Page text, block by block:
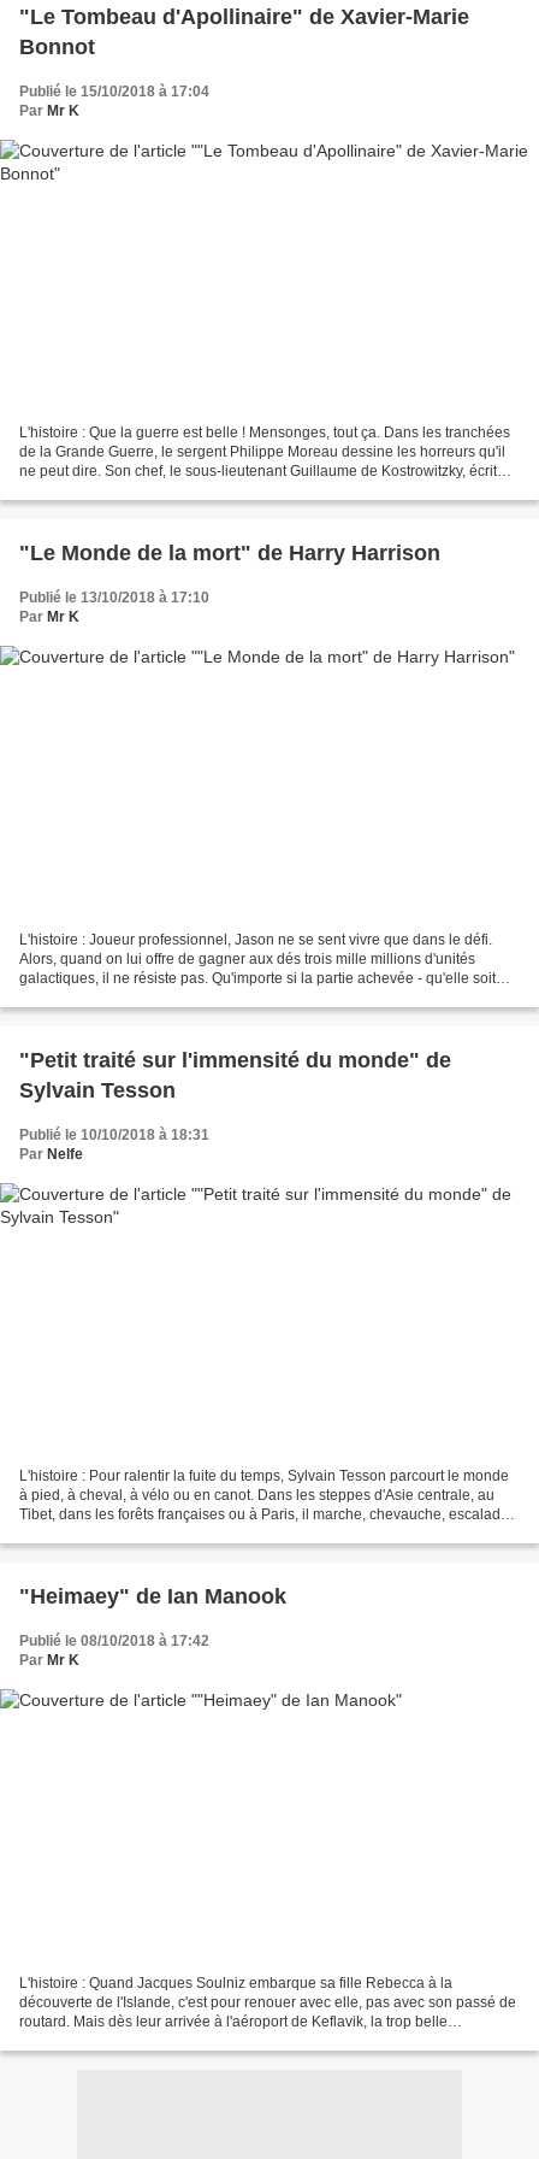
"Le Tombeau d'Apollinaire" de Xavier-Marie
Bonnot
Publié le 15/10/2018 à 17:04
Par Mr K
L'histoire : Que la guerre est belle ! Mensonges, tout ça. Dans les tranchées
de la Grande Guerre, le sergent Philippe Moreau dessine les horreurs qu'il
ne peut dire. Son chef, le sous-lieutenant Guillaume de Kostrowitzky, écrit
"Le Monde de la mort" de Harry Harrison
Publié le 13/10/2018 à 17:10
Par Mr K
L'histoire : Joueur professionnel, Jason ne se sent vivre que dans le défi.
Alors, quand on lui offre de gagner aux dés trois mille millions d'unités
galactiques, il ne résiste pas. Qu'importe si la partie achevée - qu'elle soit
"Petit traité sur l'immensité du monde" de
Sylvain Tesson
Publié le 10/10/2018 à 18:31
Par Nelfe
L'histoire : Pour ralentir la fuite du temps, Sylvain Tesson parcourt le monde
à pied, à cheval, à vélo ou en canot. Dans les steppes d'Asie centrale, au
Tibet, dans les forêts françaises ou à Paris, il marche, chevauche, escalade
"Heimaey" de Ian Manook
Publié le 08/10/2018 à 17:42
Par Mr K
L'histoire : Quand Jacques Soulniz embarque sa fille Rebecca à la
découverte de l'Islande, c'est pour renouer avec elle, pas avec son passé de
routard. Mais dès leur arrivée à l'aéroport de Keflavik, la trop belle